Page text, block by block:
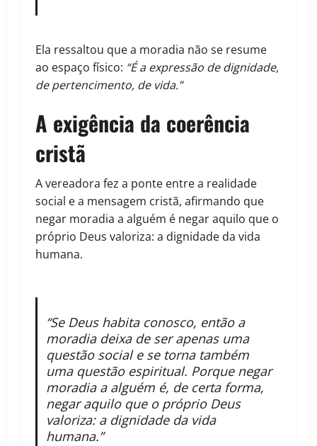
Ela ressaltou que a moradia não se resume
ao espaço físico: “É a expressão de dignidade,
de pertencimento, de vida.”
A exigência da coerência
cristã
A vereadora fez a ponte entre a realidade
social e a mensagem cristã, afirmando que
negar moradia a alguém é negar aquilo que o
próprio Deus valoriza: a dignidade da vida
humana.
“Se Deus habita conosco, então a
moradia deixa de ser apenas uma
questão social e se torna também
uma questão espiritual. Porque negar
moradia a alguém é, de certa forma,
negar aquilo que o próprio Deus
valoriza: a dignidade da vida
humana.”